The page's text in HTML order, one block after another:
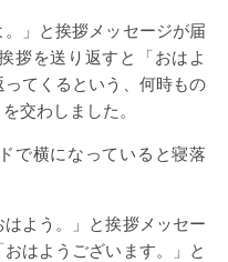
」と挨拶メッセージが届
拶を送り返すと「おはよ
てくるという、何時もの
交わしました。
で横になっていると寝落
よう。」と挨拶メッセー
はようございます。」と